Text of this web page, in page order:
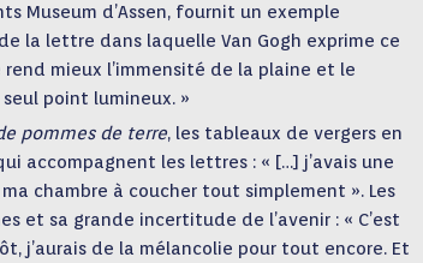
Museum d’Assen, fournit un exemple
la lettre dans laquelle Van Gogh exprime ce
mieux l’immensité de la plaine et le
point lumineux. »
pommes de terre, les tableaux de vergers en
accompagnent les lettres : « […] j’avais une
chambre à coucher tout simplement ». Les
et sa grande incertitude de l’avenir : « C’est
j’aurais de la mélancolie pour tout encore. Et